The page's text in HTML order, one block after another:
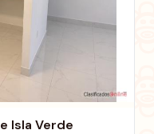
Isla Verde